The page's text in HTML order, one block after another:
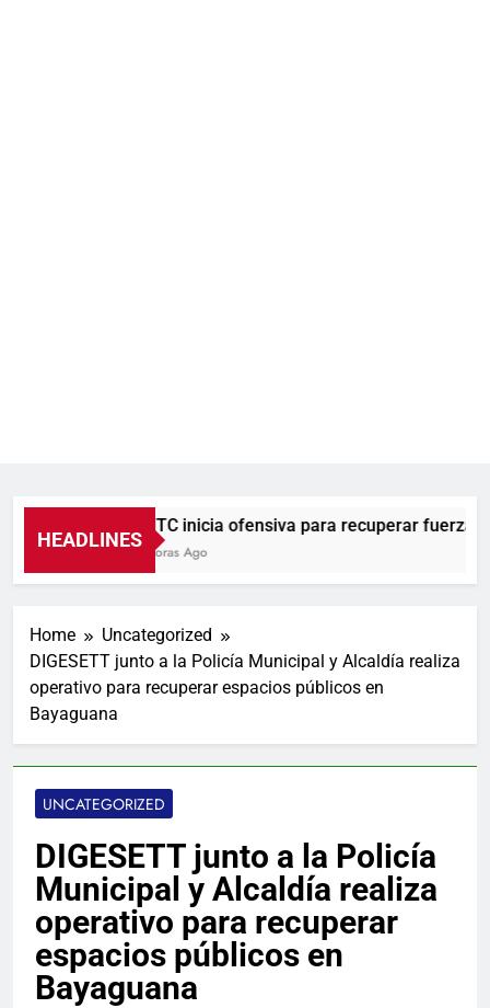
HEADLINES
UNTC inicia ofensiva para recuperar fuerza
8 Horas Ago
Home
Uncategorized
DIGESETT junto a la Policía Municipal y Alcaldía realiza
operativo para recuperar espacios públicos en
Bayaguana
UNCATEGORIZED
DIGESETT junto a la Policía
Municipal y Alcaldía realiza
operativo para recuperar
espacios públicos en
Bayaguana